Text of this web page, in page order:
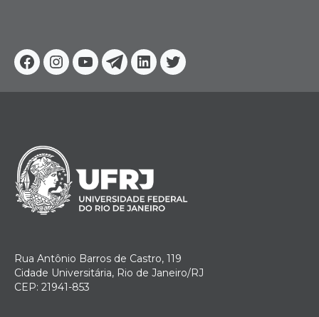
Facebook
Instagram
YoutubeTelegram
Linkedin
Twitter
Rua Antônio Barros de Castro, 119
Cidade Universitária, Rio de Janeiro/RJ
CEP: 21941-853